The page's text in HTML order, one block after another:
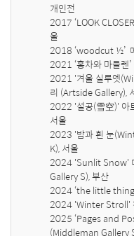
개인전
2017 ‘LOOK
울
2018 ‘woodcut ½’
2021 ‘홍차와 마들렌
2021 '겨울 실루엣
리 (Artside Gallery),
2022 '설공(雪空)' 아
서울
2023 '밤과 흰 눈
K), 서울
2024 'Sunlit Snow'
Gallery S), 부산
2024 ‘the little
2024 'Winter Stroll'
2025 ‘Pages and
(Middleman Gallery